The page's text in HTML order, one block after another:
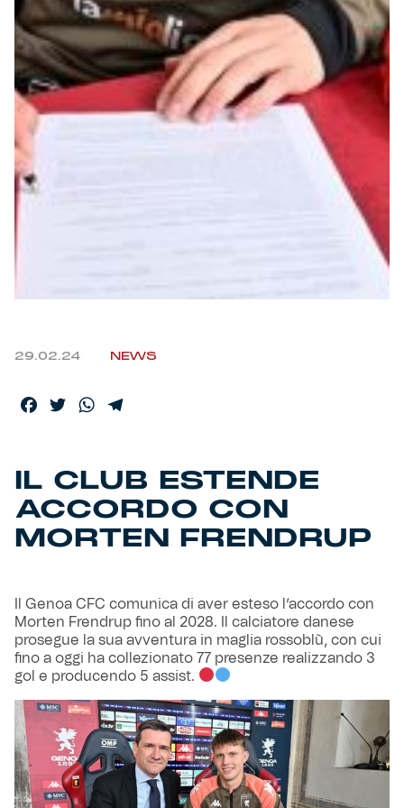
Robe di Kappa x Genoa
Vintage Collection
Red&Blue Voices
Kids
Accessori
Party
Outlet
Caffè Boasi x Genoa
Isolani x Genoa
Gift Card Online Store
29.02.24 NEWS
Facebook
TwitterWhatsApp
IL CLUB ESTENDE
ACCORDO CON
MORTEN FRENDRUP
Il Genoa CFC comunica di aver esteso l’accordo con
Morten Frendrup fino al 2028. Il calciatore danese
prosegue la sua avventura in maglia rossoblù, con cui
fino a oggi ha collezionato 77 presenze realizzando 3
gol e producendo 5 assist.